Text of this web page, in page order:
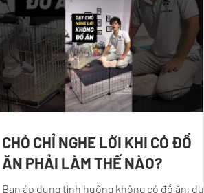
CHÓ CHỈ NGHE LỜI KHI CÓ ĐỒ
ĂN PHẢI LÀM THẾ NÀO?
Bạn áp dụng tình huống không có đồ ăn, dựa